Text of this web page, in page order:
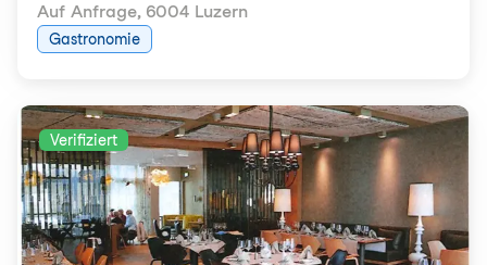
Auf Anfrage, 6004 Luzern
Gastronomie
Verifiziert